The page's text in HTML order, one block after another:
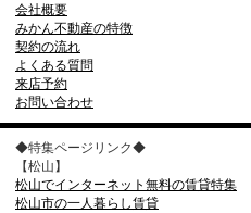
会社概要
みかん不動産の特徴
契約の流れ
よくある質問
来店予約
お問い合わせ
◆特集ページリンク◆
【松山】
松山でインターネット無料の賃貸特集
松山市の一人暮らし賃貸